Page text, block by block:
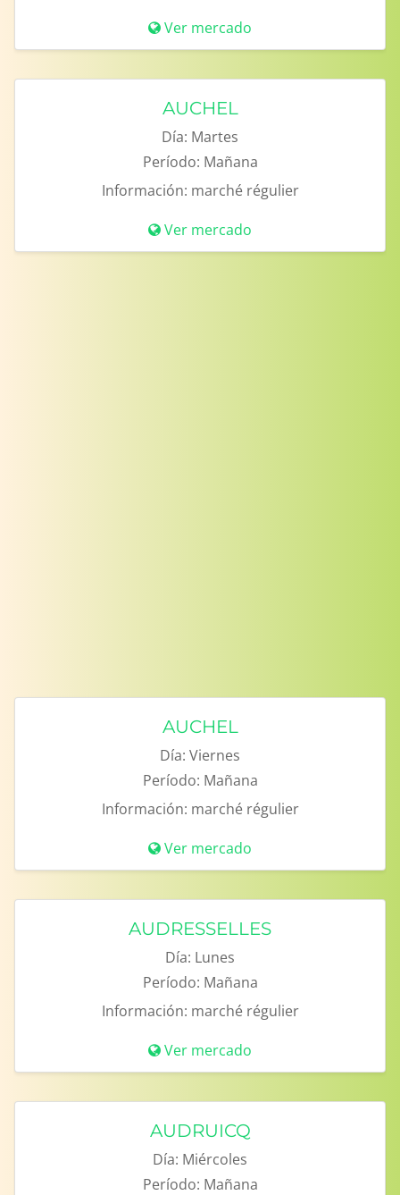
Ver mercado
AUCHEL
Día: Martes
Período: Mañana
Información: marché régulier
Ver mercado
AUCHEL
Día: Viernes
Período: Mañana
Información: marché régulier
Ver mercado
AUDRESSELLES
Día: Lunes
Período: Mañana
Información: marché régulier
Ver mercado
AUDRUICQ
Día: Miércoles
Período: Mañana